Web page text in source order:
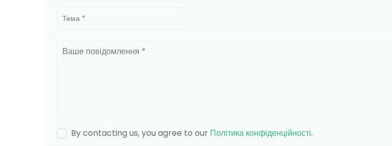
By contacting us, you agree to our Політика конфіденційності.